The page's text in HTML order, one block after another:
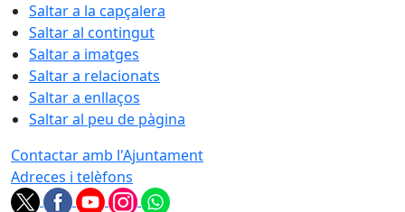
Saltar a la capçalera
Saltar al contingut
Saltar a imatges
Saltar a relacionats
Saltar a enllaços
Saltar al peu de pàgina
Contactar amb l'Ajuntament
Adreces i telèfons